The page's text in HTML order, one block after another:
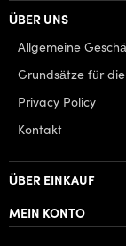
ÜBER UNS
Allgemeine
Grundsätze für
Privacy Policy
Kontakt
ÜBER EINKAUF
MEIN KONTO